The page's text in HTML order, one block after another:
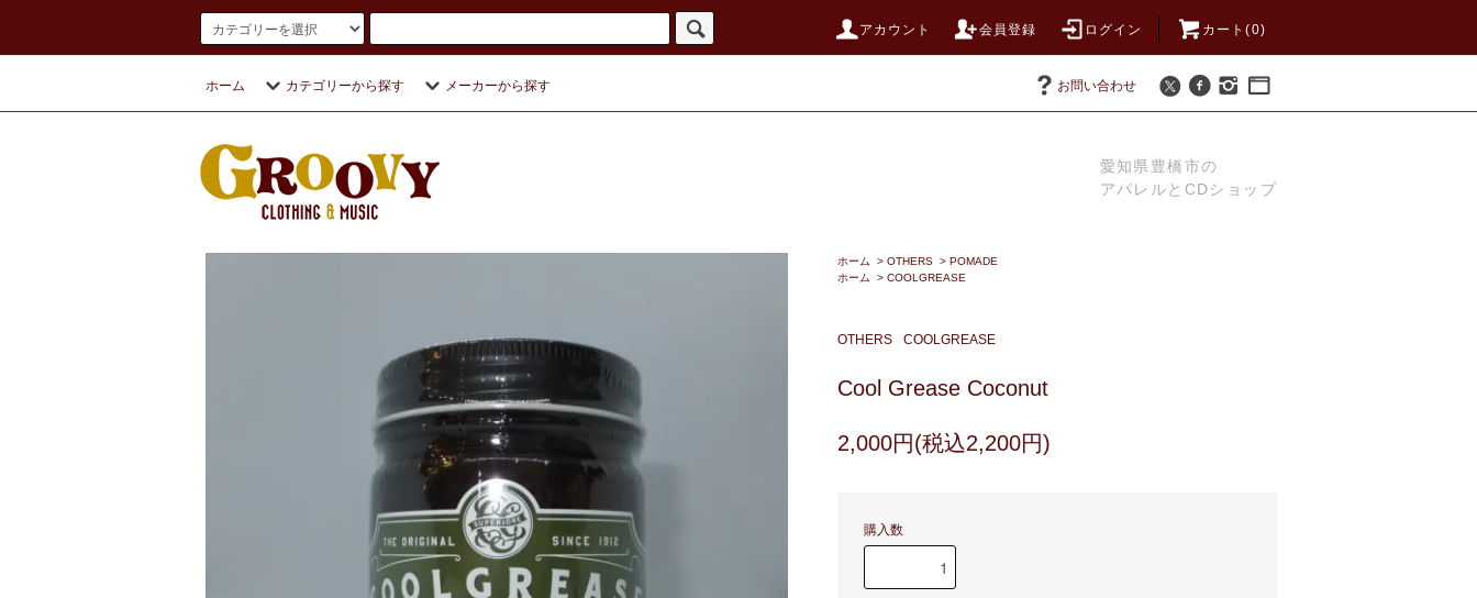
アカウント 会員登録 ログイン カート(0)
ホーム カテゴリーから探す メーカーから探す お問い合わせ
愛知県豊橋市の
アパレルとCDショップ
ホーム > OTHERS > POMADE
ホーム
> COOLGREASE
OTHERS COOLGREASE
Cool Grease Coconut
2,000円(税込2,200円)
購入数